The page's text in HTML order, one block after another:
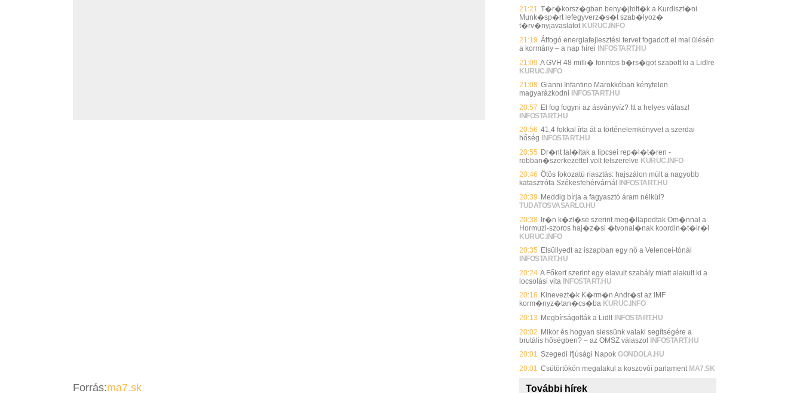
Forrás:ma7.sk
21:21 T�r�korsz�gban beny�jtott�k a Kurdiszt�ni
Munk�sp�rt lefegyverz�s�t szab�lyoz�
t�rv�nyjavaslatot KURUC.INFO
21:19 Átfogó energiafejlesztési tervet fogadott el mai ülésén
a kormány – a nap hírei
INFOSTART.HU
21:09 A GVH 48 milli� forintos b�rs�got szabott ki a Lidlre
KURUC.INFO
21:08 Gianni Infantino Marokkóban kénytelen
magyarázkodni
INFOSTART.HU
20:57 El fog fogyni az ásványvíz? Itt a helyes válasz!
INFOSTART.HU
20:56 41,4 fokkal írta át a történelemkönyvet a szerdai
hőség
INFOSTART.HU
20:55 Dr�nt tal�ltak a lipcsei rep�l�t�ren -
robban�szerkezettel volt felszerelve KURUC.INFO
20:46 Ötös fokozatú riasztás: hajszálon múlt a nagyobb
katasztrófa Székesfehérvárnál
INFOSTART.HU
20:39 Meddig bírja a fagyasztó áram nélkül?
TUDATOSVASARLO.HU
20:38 Ir�n k�zl�se szerint meg�llapodtak Om�nnal a
Hormuzi-szoros haj�z�si �tvonal�nak koordin�t�ir�l
KURUC.INFO
20:35 Elsüllyedt az iszapban egy nő a Velencei-tónál
INFOSTART.HU
20:24 A Főkert szerint egy elavult szabály miatt alakult ki a
locsolási vita INFOSTART.HU
20:16 Kinevezt�k K�rm�n Andr�st az IMF
korm�nyz�tan�cs�ba KURUC.INFO
20:13 Megbírságolták a Lidlt INFOSTART.HU
20:02 Mikor és hogyan siessünk valaki segítségére a
brutális hőségben? – az OMSZ válaszol INFOSTART.HU
20:01 Szegedi Ifjúsági Napok GONDOLA.HU
20:01 Csütörtökön megalakul a koszovói parlament MA7.SK
További hírek